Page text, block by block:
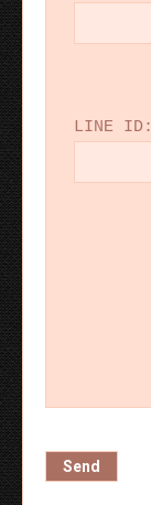
LINE ID: